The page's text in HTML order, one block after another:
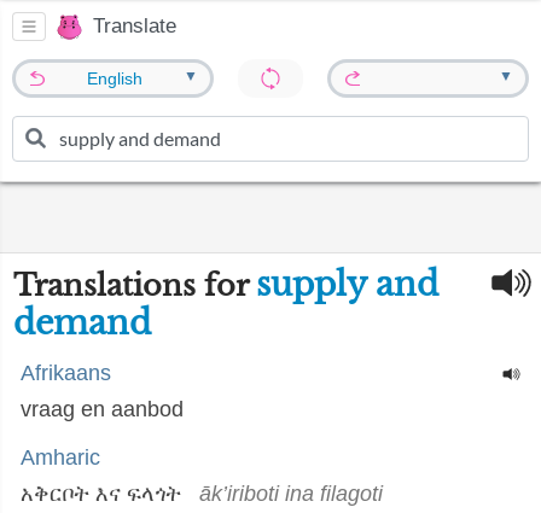
Translate
English ▼ ▼
Translations forsupply and
demand
Afrikaans
vraag en aanbod
Amharic
አቅርቦት እና ፍላጎት
āk’iriboti ina filagoti